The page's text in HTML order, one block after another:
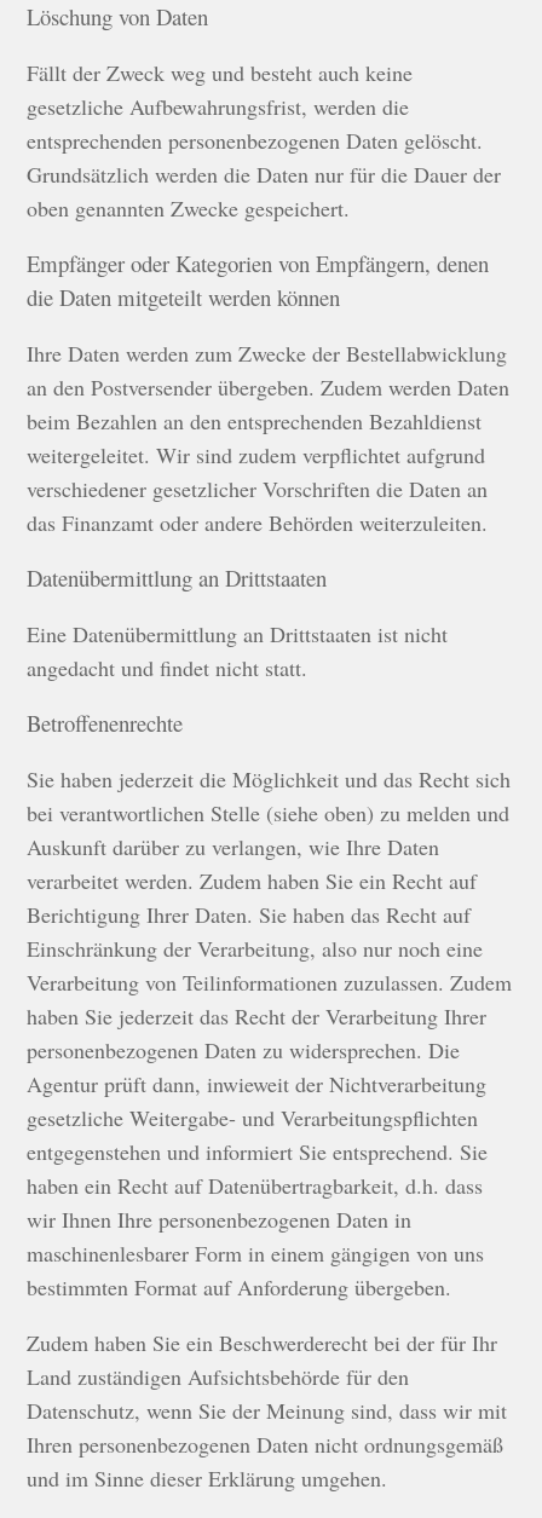
Löschung von Daten
Fällt der Zweck weg und besteht auch keine
gesetzliche Aufbewahrungsfrist, werden die
entsprechenden personenbezogenen Daten gelöscht.
Grundsätzlich werden die Daten nur für die Dauer der
oben genannten Zwecke gespeichert.
Empfänger oder Kategorien von Empfängern, denen
die Daten mitgeteilt werden können
Ihre Daten werden zum Zwecke der Bestellabwicklung
an den Postversender übergeben. Zudem werden Daten
beim Bezahlen an den entsprechenden Bezahldienst
weitergeleitet. Wir sind zudem verpflichtet aufgrund
verschiedener gesetzlicher Vorschriften die Daten an
das Finanzamt oder andere Behörden weiterzuleiten.
Datenübermittlung an Drittstaaten
Eine Datenübermittlung an Drittstaaten ist nicht
angedacht und findet nicht statt.
Betroffenenrechte
Sie haben jederzeit die Möglichkeit und das Recht sich
bei verantwortlichen Stelle (siehe oben) zu melden und
Auskunft darüber zu verlangen, wie Ihre Daten
verarbeitet werden. Zudem haben Sie ein Recht auf
Berichtigung Ihrer Daten. Sie haben das Recht auf
Einschränkung der Verarbeitung, also nur noch eine
Verarbeitung von Teilinformationen zuzulassen. Zudem
haben Sie jederzeit das Recht der Verarbeitung Ihrer
personenbezogenen Daten zu widersprechen. Die
Agentur prüft dann, inwieweit der Nichtverarbeitung
gesetzliche Weitergabe- und Verarbeitungspflichten
entgegenstehen und informiert Sie entsprechend. Sie
haben ein Recht auf Datenübertragbarkeit, d.h. dass
wir Ihnen Ihre personenbezogenen Daten in
maschinenlesbarer Form in einem gängigen von uns
bestimmten Format auf Anforderung übergeben.
Zudem haben Sie ein Beschwerderecht bei der für Ihr
Land zuständigen Aufsichtsbehörde für den
Datenschutz, wenn Sie der Meinung sind, dass wir mit
Ihren personenbezogenen Daten nicht ordnungsgemäß
und im Sinne dieser Erklärung umgehen.